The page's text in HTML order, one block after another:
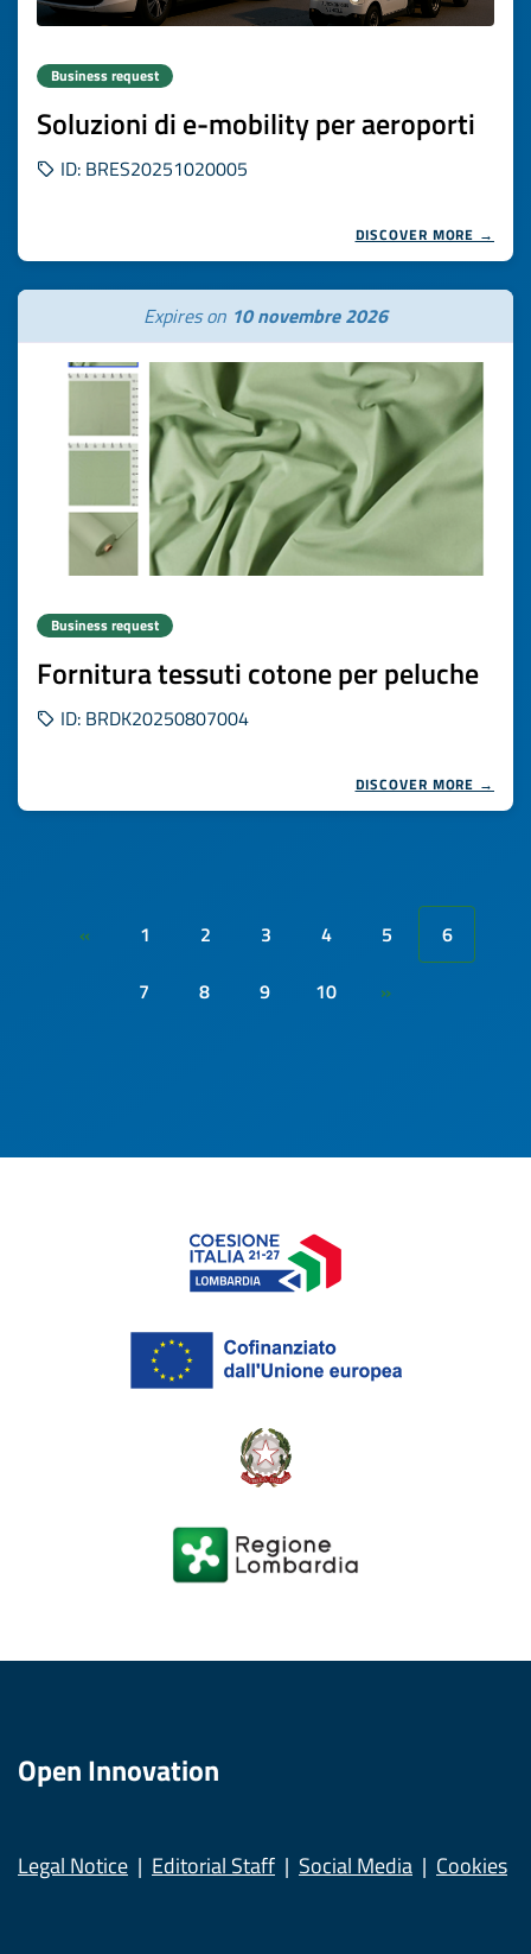
Business request
Soluzioni di e-mobility per aeroporti
ID: BRES20251020005
DISCOVER MORE →
Expires on 10 novembre 2026
Business request
Fornitura tessuti cotone per peluche
ID: BRDK20250807004
DISCOVER MORE →
« 1 2 3 4 5
6
7
8 9 10 »
Open Innovation
Legal Notice Editorial Staff Social Media Cookies